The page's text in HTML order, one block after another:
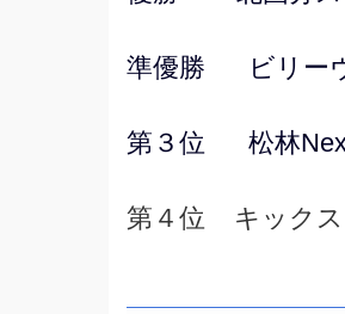
準優勝 ビリー
第３位 松林
第４位 キックス